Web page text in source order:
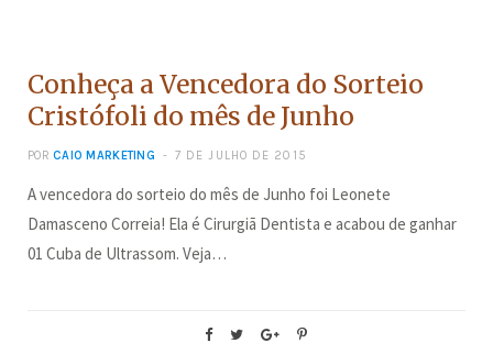
Conheça a Vencedora do Sorteio
Cristófoli do mês de Junho
POR CAIO MARKETING 7 DE JULHO DE 2015
A vencedora do sorteio do mês de Junho foi Leonete
Damasceno Correia! Ela é Cirurgiã Dentista e acabou de ganhar
01 Cuba de Ultrassom. Veja…